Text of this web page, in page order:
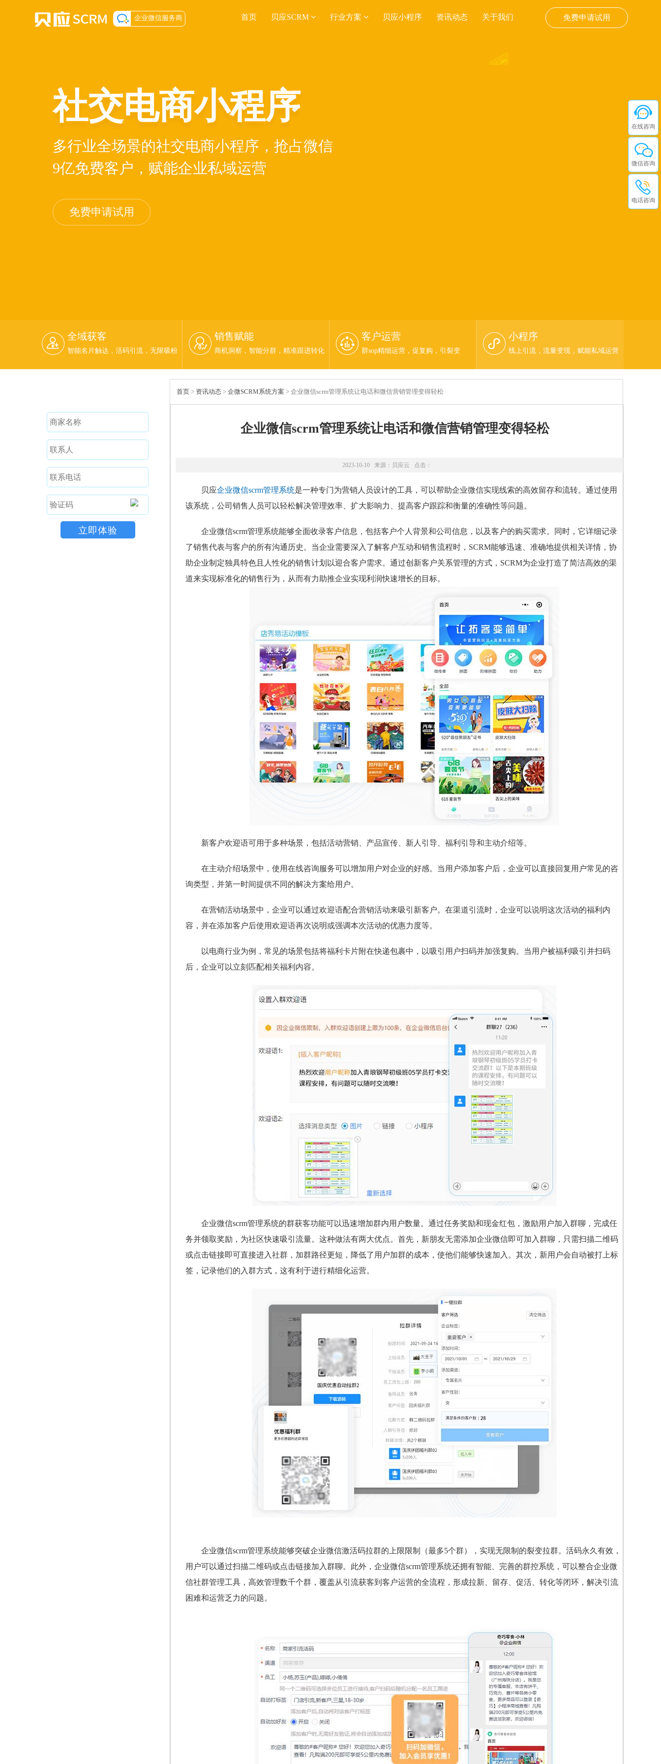
免费申请试用
企业微信服务商 首页 贝应SCRM 行业方案 贝应小程序 资讯动态 关于我们
社交电商小程序
多行业全场景的社交电商小程序，抢占微信
9亿免费客户，赋能企业私域运营
免费申请试用
全域获客
智能名片触达，活码引流，无限吸粉
销售赋能
商机洞察，智能分群，精准跟进转化
客户运营
群sop精细运营，促复购，引裂变
小程序
线上引流，流量变现，赋能私域运营
首页 > 资讯动态 > 企微SCRM系统方案 > 企业微信scrm管理系统让电话和微信营销管理变得轻松
企业微信scrm管理系统让电话和微信营销管理变得轻松
2023-10-10 来源： 贝应云 点击：
贝应企业微信scrm管理系统是一种专门为营销人员设计的工具，可以帮助企业微信实现线索的高效留存和流转。通过使用
该系统，公司销售人员可以轻松解决管理效率、扩大影响力、提高客户跟踪和衡量的准确性等问题。
企业微信scrm管理系统能够全面收录客户信息，包括客户个人背景和公司信息，以及客户的购买需求。同时，它详细记录
了销售代表与客户的所有沟通历史。当企业需要深入了解客户互动和销售流程时，SCRM能够迅速、准确地提供相关详情，协
助企业制定独具特色且人性化的销售计划以迎合客户需求。通过创新客户关系管理的方式，SCRM为企业打造了简洁高效的渠
道来实现标准化的销售行为，从而有力助推企业实现利润快速增长的目标。
新客户欢迎语可用于多种场景，包括活动营销、产品宣传、新人引导、福利引导和主动介绍等。
在主动介绍场景中，使用在线咨询服务可以增加用户对企业的好感。当用户添加客户后，企业可以直接回复用户常见的咨
询类型，并第一时间提供不同的解决方案给用户。
在营销活动场景中，企业可以通过欢迎语配合营销活动来吸引新客户。在渠道引流时，企业可以说明这次活动的福利内
容，并在添加客户后使用欢迎语再次说明或强调本次活动的优惠力度等。
以电商行业为例，常见的场景包括将福利卡片附在快递包裹中，以吸引用户扫码并加强复购。当用户被福利吸引并扫码
后，企业可以立刻匹配相关福利内容。
企业微信scrm管理系统的群获客功能可以迅速增加群内用户数量。通过任务奖励和现金红包，激励用户加入群聊，完成任
务并领取奖励，为社区快速吸引流量。这种做法有两大优点。首先，新朋友无需添加企业微信即可加入群聊，只需扫描二维码
或点击链接即可直接进入社群，加群路径更短，降低了用户加群的成本，使他们能够快速加入。其次，新用户会自动被打上标
签，记录他们的入群方式，这有利于进行精细化运营。
企业微信scrm管理系统能够突破企业微信激活码拉群的上限限制（最多5个群），实现无限制的裂变拉群。活码永久有效，
用户可以通过扫描二维码或点击链接加入群聊。此外，企业微信scrm管理系统还拥有智能、完善的群控系统，可以整合企业微
信社群管理工具，高效管理数千个群，覆盖从引流获客到客户运营的全流程，形成拉新、留存、促活、转化等闭环，解决引流
困难和运营乏力的问题。
在线咨询
微信咨询
电话咨询